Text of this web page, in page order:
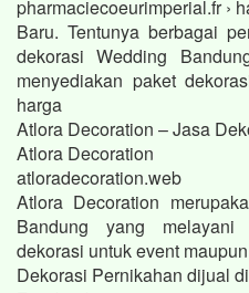
pharmaciecoeurimperial.fr ›
Baru. Tentunya berbagai
dekorasi Wedding
menyediakan paket
harga
Atlora Decoration – Jasa
Atlora Decoration
atloradecoration.web
Atlora Decoration
Bandung yang
dekorasi untuk event
Dekorasi Pernikahan dijual